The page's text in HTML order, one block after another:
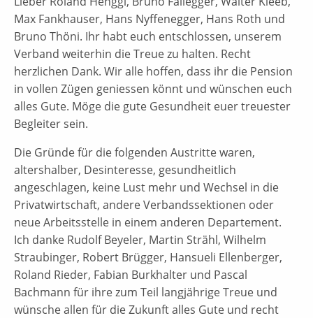
Max Fankhauser, Hans Nyffenegger, Hans Roth und
Bruno Thöni. Ihr habt euch entschlossen, unserem
Verband weiterhin die Treue zu halten. Recht
herzlichen Dank. Wir alle hoffen, dass ihr die Pension
in vollen Zügen geniessen könnt und wünschen euch
alles Gute. Möge die gute Gesundheit euer treuester
Begleiter sein.
Die Gründe für die folgenden Austritte waren,
altershalber, Desinteresse, gesundheitlich
angeschlagen, keine Lust mehr und Wechsel in die
Privatwirtschaft, andere Verbandssektionen oder
neue Arbeitsstelle in einem anderen Departement.
Ich danke Rudolf Beyeler, Martin Strähl, Wilhelm
Straubinger, Robert Brügger, Hansueli Ellenberger,
Roland Rieder, Fabian Burkhalter und Pascal
Bachmann für ihre zum Teil langjährige Treue und
wünsche allen für die Zukunft alles Gute und recht